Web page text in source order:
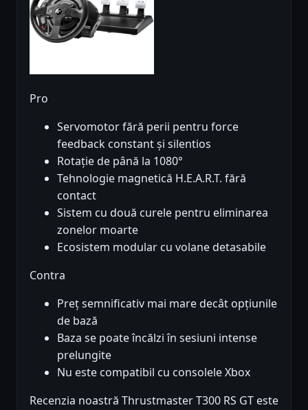
Pro
Servomotor fără perii pentru force
feedback constant și silentios
Rotație de până la 1080°
Tehnologie magnetică H.E.A.R.T. fără
contact
Sistem cu două curele pentru eliminarea
zonelor moarte
Ecosistem modular cu volane detasabile
Contra
Preț semnificativ mai mare decât opțiunile
de bază
Baza se poate încălzi în sesiuni intense
prelungite
Nu este compatibil cu consolele Xbox
Recenzia noastră Thrustmaster T300 RS GT este